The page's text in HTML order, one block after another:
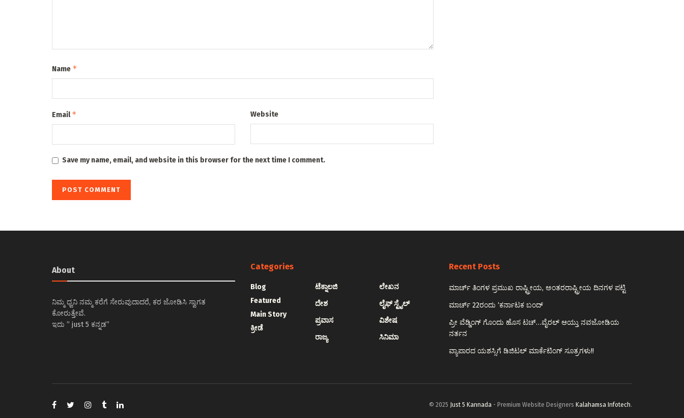
Name *
Email* Website
Save my name, email, and website in this browser for the next time I comment.
About
ನಿಮ್ಮ ಧ್ವನಿ ನಮ್ಮ ಕರೆಗೆ ಸೇರುವುದಾದರೆ, ಕರ ಜೋಡಿಸಿ ಸ್ವಾಗತ
ಕೋರುತ್ತೇವೆ.
ಇದು ” just 5 ಕನ್ನಡ”
Categories
Blog
Featured
Main Story
ಕ್ರೀಡೆ
ಟೆಕ್ನಾಲಜಿ
ದೇಶ
ಪ್ರವಾಸ
ರಾಜ್ಯ
ಲೇಖನ
ಲೈಫ್ ಸ್ಟೈಲ್
ವಿಶೇಷ
ಸಿನಿಮಾ
Recent Posts
ಮಾರ್ಚ್ ತಿಂಗಳ ಪ್ರಮುಖ ರಾಷ್ಟ್ರೀಯ, ಅಂತರರಾಷ್ಟ್ರೀಯ ದಿನಗಳ ಪಟ್ಟಿ
ಮಾರ್ಚ್ 22ರಂದು ‘ಕರ್ನಾಟಕ ಬಂದ್
ಪ್ರೀ ವೆಡ್ಡಿಂಗ್ ಗೊಂದು ಹೊಸ ಟಚ್…ವೈರಲ್ ಆಯ್ತು ನವಜೋಡಿಯ
ನರ್ತನ
ವ್ಯಾಪಾರದ ಯಶಸ್ಸಿಗೆ ಡಿಜಿಟಲ್ ಮಾರ್ಕೆಟಿಂಗ್ ಸೂತ್ರಗಳು!!
© 2025 Just 5 Kannada - Premium Website Designers Kalahamsa Infotech.